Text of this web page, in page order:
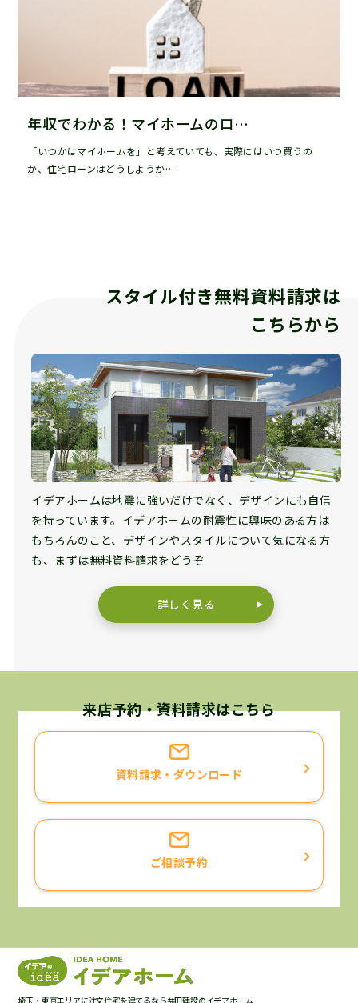
年収でわかる！マイホームのロ…
「いつかはマイホームを」と考えていても、実際にはいつ買うの
か、住宅ローンはどうしようか…
スタイル付き無料資料請求は
こちらから
イデアホームは地震に強いだけでなく、デザインにも自信
を持っています。イデアホームの耐震性に興味のある方は
もちろんのこと、デザインやスタイルについて気になる方
も、まずは無料資料請求をどうぞ
詳しく見る
来店予約・資料請求はこちら
ご相談予約
資料請求・ダウンロード
埼玉・東京エリアに注文住宅を建てるなら益田建設のイデアホーム